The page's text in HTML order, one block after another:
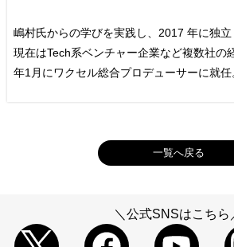
嶋村氏からの学びを実践し、2017 年に独立
現在はTech系ベンチャー企業など複数社の
年1月にワクセル総合プロデューサーに就任
─ ワクセルの面白いところを教えてください
一覧へ戻る
＼公式SNSはこちら